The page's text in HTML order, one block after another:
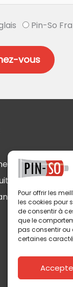
Pour offrir les
les cookies pour
de consentir à
que le
pas consentir ou
certaines
Pin-So